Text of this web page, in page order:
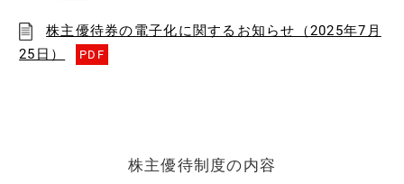
株主優待券の電子化に関するお知らせ（2025年7月
25日）
PDF
株主優待制度の内容